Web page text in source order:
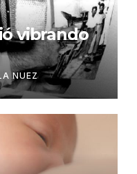
vibrando
NUEZ